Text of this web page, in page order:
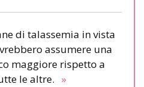
di talassemia in vista
assumere una
maggiore rispetto a
le altre. »